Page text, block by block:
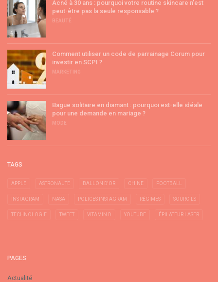
Acné à 30 ans : pourquoi votre routine skincare n’est
peut-être pas la seule responsable ?
BEAUTÉ
Comment utiliser un code de parrainage Corum pour
investir en SCPI ?
MARKETING
Bague solitaire en diamant : pourquoi est-elle idéale
pour une demande en mariage ?
MODE
TAGS
APPLE ASTRONAUTE BALLON D'OR CHINE FOOTBALL
INSTAGRAM NASA POLICES INSTAGRAM RÉGIMES SOURCILS
TECHNOLOGIE TWEET VITAMIN D YOUTUBE ÉPILATEUR LASER
PAGES
Actualité